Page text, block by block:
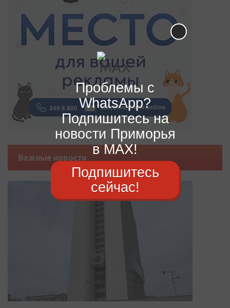
Важные новости
Проблемы с
WhatsApp?
Подпишитесь на
новости Приморья
в MAX!
Подпишитесь
сейчас!